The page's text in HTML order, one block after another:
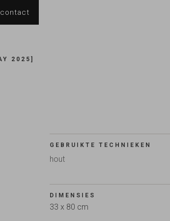
contact
2025 ]
GEBRUIKTE TECHNIEKEN
hout
DIMENSIES
33 x 80 cm